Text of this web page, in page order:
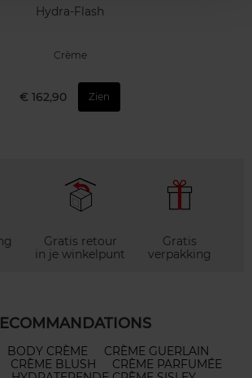
Hydra-Flash
Crème
€ 162,90 Zien
Gratis retour
in je winkelpunt
Gratis
verpakking
BODY CRÈME
CRÈME GUERLAIN
CRÈME BLUSH
CRÈME PARFUMÉE